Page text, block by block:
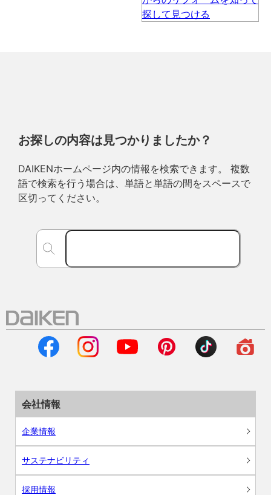
お探しの内容は見つかりましたか？
DAIKENホームページ内の情報を検索できます。 複数
語で検索を行う場合は、単語と単語の間をスペースで
区切ってください。
会社情報
企業情報
サステナビリティ
採用情報